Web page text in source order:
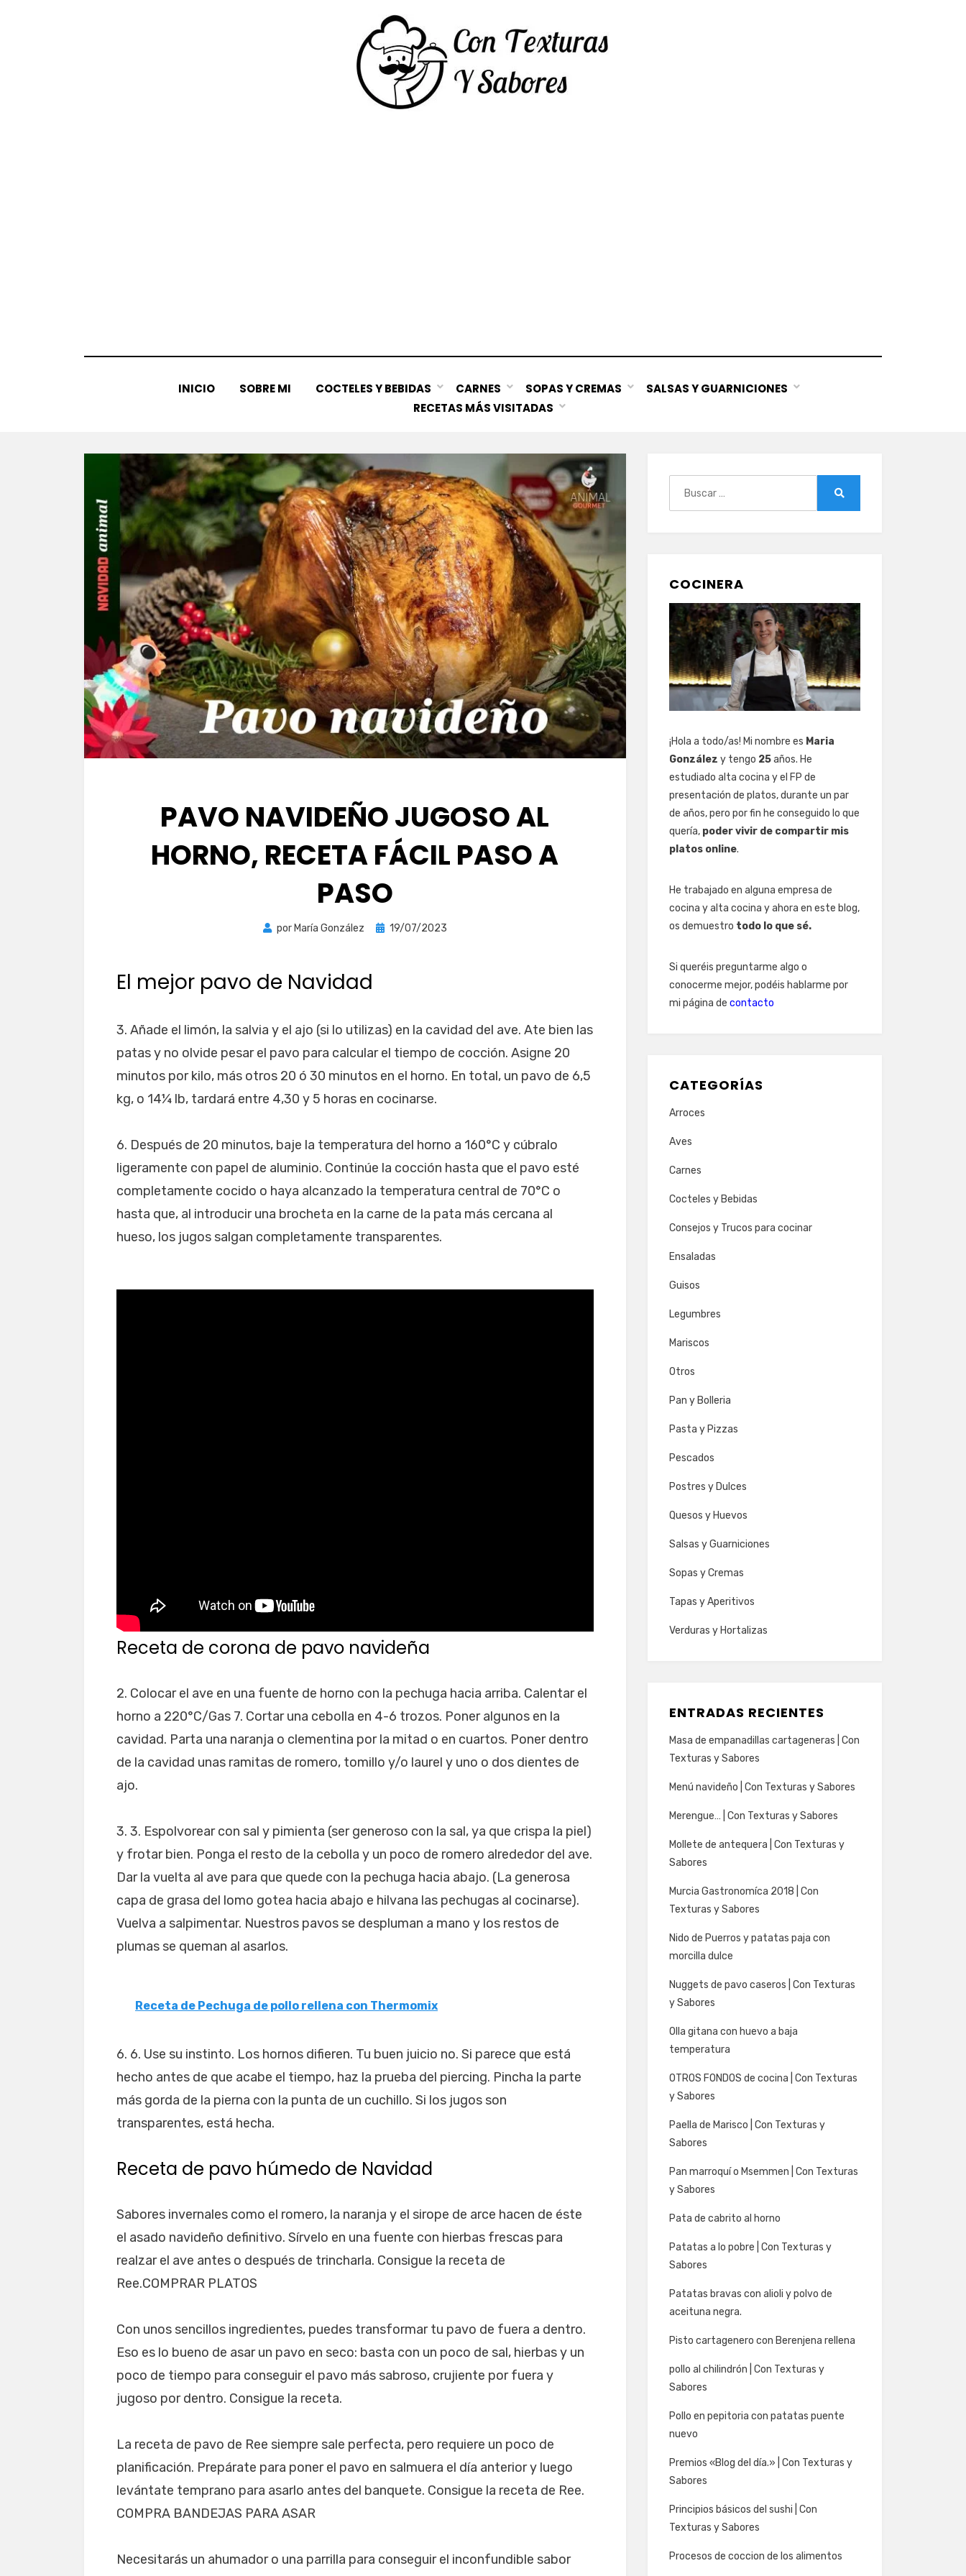
INICIO SOBRE MI COCTELES Y BEBIDAS CARNES SOPAS Y CREMAS
SALSAS Y GUARNICIONES
RECETAS MÁS VISITADAS
PAVO NAVIDEÑO JUGOSO AL
HORNO, RECETA FÁCIL PASO A
PASO
por María González
Publicada
19/07/2023
El mejor pavo de Navidad
3. Añade el limón, la salvia y el ajo (si lo utilizas) en la cavidad del ave. Ate bien las
patas y no olvide pesar el pavo para calcular el tiempo de cocción. Asigne 20
minutos por kilo, más otros 20 ó 30 minutos en el horno. En total, un pavo de 6,5
kg, o 14¼ lb, tardará entre 4,30 y 5 horas en cocinarse.
6. Después de 20 minutos, baje la temperatura del horno a 160°C y cúbralo
ligeramente con papel de aluminio. Continúe la cocción hasta que el pavo esté
completamente cocido o haya alcanzado la temperatura central de 70°C o
hasta que, al introducir una brocheta en la carne de la pata más cercana al
hueso, los jugos salgan completamente transparentes.
Receta de corona de pavo navideña
2. Colocar el ave en una fuente de horno con la pechuga hacia arriba. Calentar el
horno a 220°C/Gas 7. Cortar una cebolla en 4-6 trozos. Poner algunos en la
cavidad. Parta una naranja o clementina por la mitad o en cuartos. Poner dentro
de la cavidad unas ramitas de romero, tomillo y/o laurel y uno o dos dientes de
ajo.
3. 3. Espolvorear con sal y pimienta (ser generoso con la sal, ya que crispa la piel)
y frotar bien. Ponga el resto de la cebolla y un poco de romero alrededor del ave.
Dar la vuelta al ave para que quede con la pechuga hacia abajo. (La generosa
capa de grasa del lomo gotea hacia abajo e hilvana las pechugas al cocinarse).
Vuelva a salpimentar. Nuestros pavos se despluman a mano y los restos de
plumas se queman al asarlos.
Receta de Pechuga de pollo rellena con Thermomix
6. 6. Use su instinto. Los hornos difieren. Tu buen juicio no. Si parece que está
hecho antes de que acabe el tiempo, haz la prueba del piercing. Pincha la parte
más gorda de la pierna con la punta de un cuchillo. Si los jugos son
transparentes, está hecha.
Receta de pavo húmedo de Navidad
Sabores invernales como el romero, la naranja y el sirope de arce hacen de éste
el asado navideño definitivo. Sírvelo en una fuente con hierbas frescas para
realzar el ave antes o después de trincharla. Consigue la receta de
Ree.COMPRAR PLATOS
Con unos sencillos ingredientes, puedes transformar tu pavo de fuera a dentro.
Eso es lo bueno de asar un pavo en seco: basta con un poco de sal, hierbas y un
poco de tiempo para conseguir el pavo más sabroso, crujiente por fuera y
jugoso por dentro. Consigue la receta.
La receta de pavo de Ree siempre sale perfecta, pero requiere un poco de
planificación. Prepárate para poner el pavo en salmuera el día anterior y luego
levántate temprano para asarlo antes del banquete. Consigue la receta de Ree.
COMPRA BANDEJAS PARA ASAR
Necesitarás un ahumador o una parrilla para conseguir el inconfundible sabor
COCINERA
¡Hola a todo/as! Mi nombre es Maria
González y tengo 25años. He
estudiado alta cocina y el FP de
presentación de platos, durante un par
de años, pero por fin he conseguido lo que
quería, poder vivir de compartir mis
platos online.
He trabajado en alguna empresa de
cocina y alta cocina y ahora en este blog,
os demuestro todo lo que sé.
Si queréis preguntarme algo o
conocerme mejor, podéis hablarme por
mi página de contacto
CATEGORÍAS
Arroces
Aves
Carnes
Cocteles y Bebidas
Consejos y Trucos para cocinar
Ensaladas
Guisos
Legumbres
Mariscos
Otros
Pan y Bolleria
Pasta y Pizzas
Pescados
Postres y Dulces
Quesos y Huevos
Salsas y Guarniciones
Sopas y Cremas
Tapas y Aperitivos
Verduras y Hortalizas
ENTRADAS RECIENTES
Masa de empanadillas cartageneras | Con
Texturas y Sabores
Menú navideño | Con Texturas y Sabores
Merengue… | Con Texturas y Sabores
Mollete de antequera | Con Texturas y
Sabores
Murcia Gastronomíca 2018 | Con
Texturas y Sabores
Nido de Puerros y patatas paja con
morcilla dulce
Nuggets de pavo caseros | Con Texturas
y Sabores
Olla gitana con huevo a baja
temperatura
OTROS FONDOS de cocina | Con Texturas
y Sabores
Paella de Marisco | Con Texturas y
Sabores
Pan marroquí o Msemmen | Con Texturas
y Sabores
Pata de cabrito al horno
Patatas a lo pobre | Con Texturas y
Sabores
Patatas bravas con alioli y polvo de
aceituna negra.
Pisto cartagenero con Berenjena rellena
pollo al chilindrón | Con Texturas y
Sabores
Pollo en pepitoria con patatas puente
nuevo
Premios «Blog del día.» | Con Texturas y
Sabores
Principios básicos del sushi | Con
Texturas y Sabores
Procesos de coccion de los alimentos